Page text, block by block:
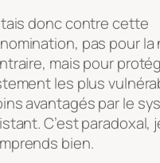
donc contre cette
pas pour la
mais pour
les plus
avantagés par le
C’est paradoxal,
bien.